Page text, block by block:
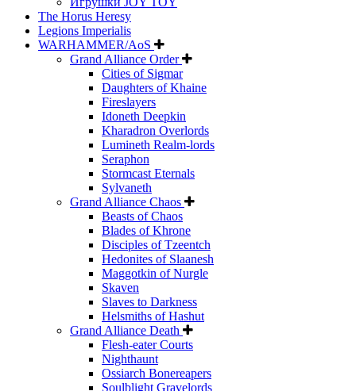
The Horus Heresy
Legions Imperialis
WARHAMMER/AoS
Grand Alliance Order
Cities of Sigmar
Daughters of Khaine
Fireslayers
Idoneth Deepkin
Kharadron Overlords
Lumineth Realm-lords
Seraphon
Stormcast Eternals
Sylvaneth
Grand Alliance Chaos
Beasts of Chaos
Blades of Khrone
Disciples of Tzeentch
Hedonites of Slaanesh
Maggotkin of Nurgle
Skaven
Slaves to Darkness
Helsmiths of Hashut
Grand Alliance Death
Flesh-eater Courts
Nighthaunt
Ossiarch Bonereapers
Soulblight Gravelords